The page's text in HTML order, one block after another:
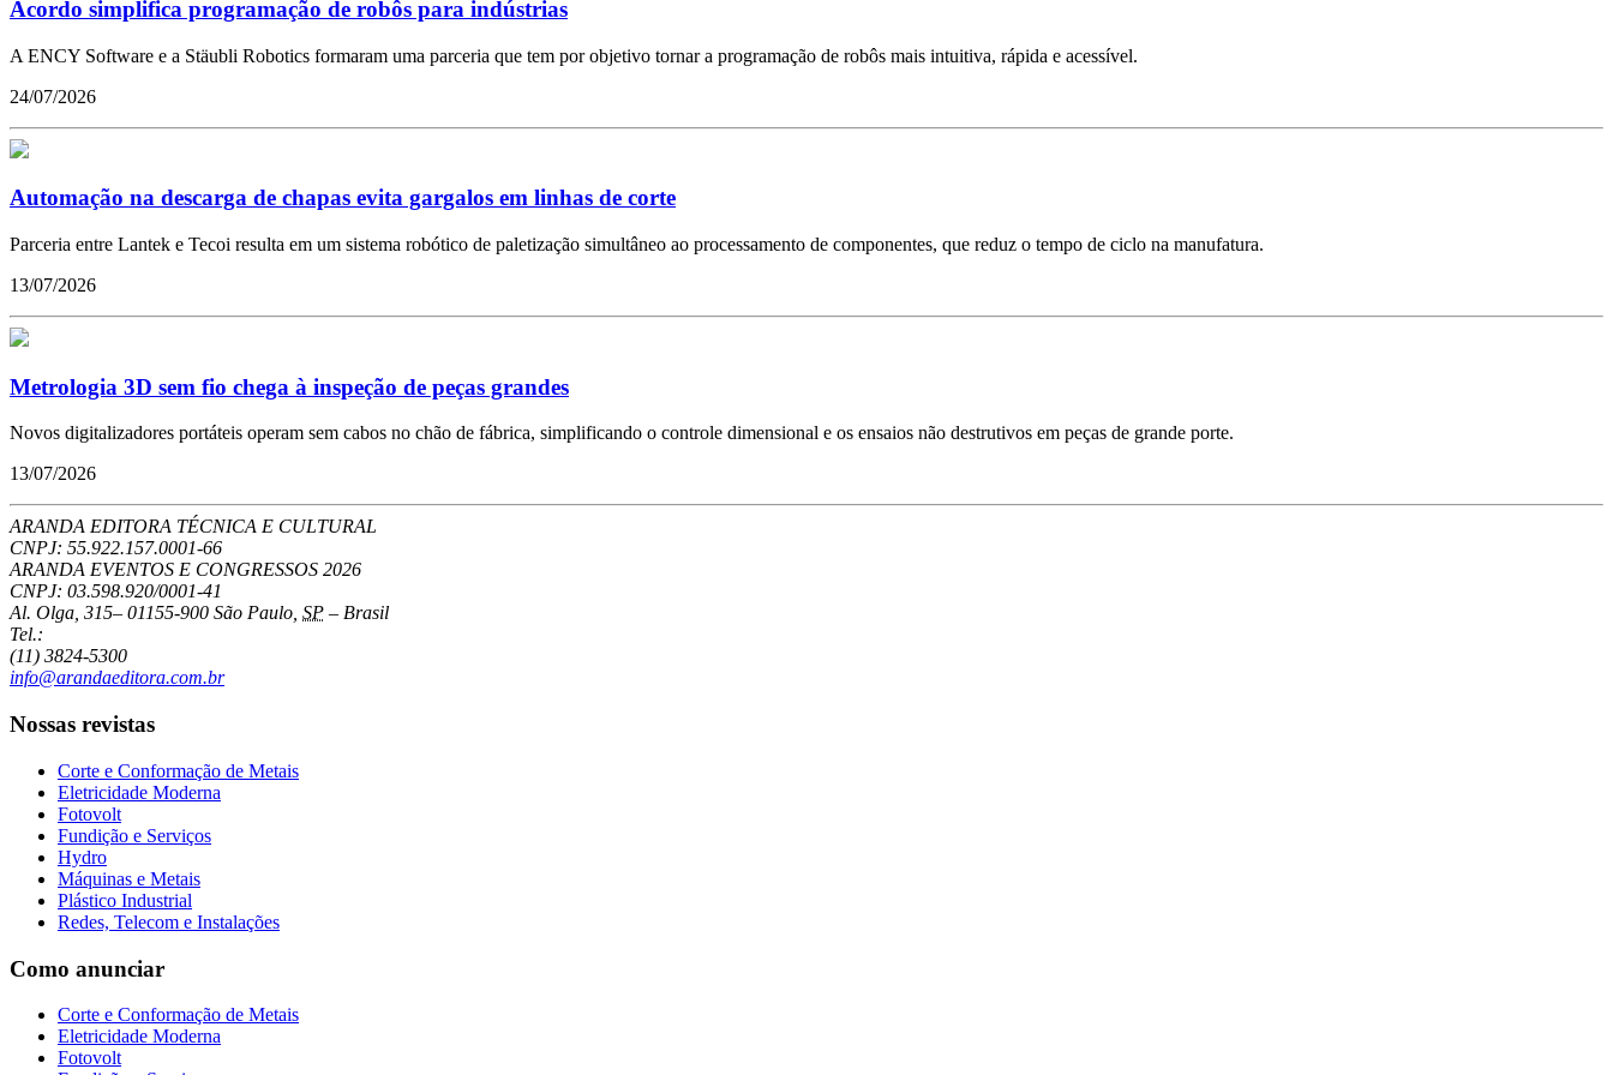
Acordo simplifica programação de robôs para indústrias
A ENCY Software e a Stäubli Robotics formaram uma parceria que tem por objetivo tornar a programação de robôs mais intuitiva, rápida e acessível.
24/07/2026
Automação na descarga de chapas evita gargalos em linhas de corte
Parceria entre Lantek e Tecoi resulta em um sistema robótico de paletização simultâneo ao processamento de componentes, que reduz o tempo de ciclo na manufatura.
13/07/2026
Metrologia 3D sem fio chega à inspeção de peças grandes
Novos digitalizadores portáteis operam sem cabos no chão de fábrica, simplificando o controle dimensional e os ensaios não destrutivos em peças de grande porte.
13/07/2026
ARANDA EDITORA TÉCNICA E CULTURAL
CNPJ: 55.922.157.0001-66
ARANDA EVENTOS E CONGRESSOS 2026
CNPJ: 03.598.920/0001-41
Al. Olga, 315– 01155-900 São Paulo SP – Brasil
Tel.:
(11) 3824-5300
info@arandaeditora.com.br
Nossas revistas
Corte e Conformação de Metais
Eletricidade Moderna
Fotovolt
Fundição e Serviços
Hydro
Máquinas e Metais
Plástico Industrial
Redes, Telecom e Instalações
Como anunciar
Corte e Conformação de Metais
Eletricidade Moderna
Fotovolt